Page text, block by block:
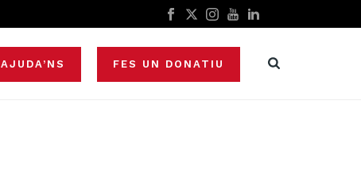
AJUDA’NS FES UN DONATIU